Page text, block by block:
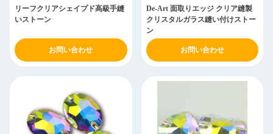
リーフクリアシェイプド高級手縫
いストーン
お問い合わせ
De-Art 面取りエッジ クリア縫製
クリスタルガラス縫い付けストー
ン
お問い合わせ